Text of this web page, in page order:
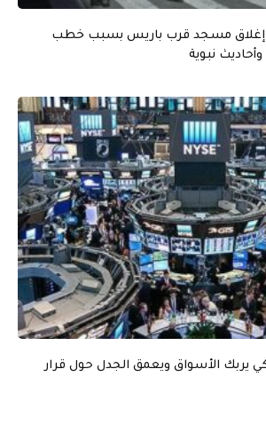
إغلاق مسجد قرب باريس بسبب خطب
نبوية
يربك الأسواق ويعمق الجدل حول قرار